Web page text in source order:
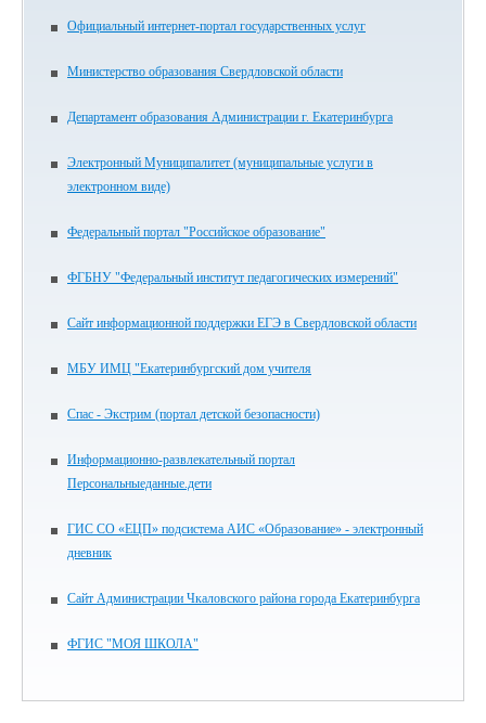
Официальный интернет-портал государственных услуг
Министерство образования Свердловской области
Департамент образования Администрации г. Екатеринбурга
Электронный Муниципалитет (муниципальные услуги в
электронном виде)
Федеральный портал "Российское образование"
ФГБНУ "Федеральный институт педагогических измерений"
Сайт информационной поддержки ЕГЭ в Свердловской области
МБУ ИМЦ "Екатеринбургский дом учителя
Спас - Экстрим (портал детской безопасности)
Информационно-развлекательный портал
Персональныеданные.дети
ГИС СО «ЕЦП» подсистема АИС «Образование» - электронный
дневник
Сайт Администрации Чкаловского района города Екатеринбурга
ФГИС "МОЯ ШКОЛА"